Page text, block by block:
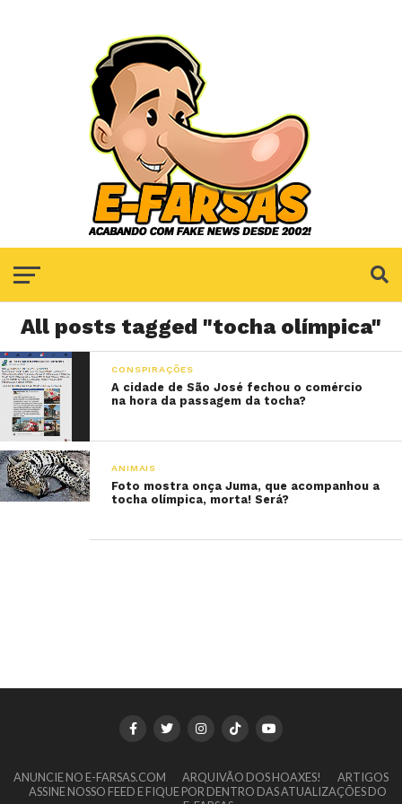
All posts tagged "tocha olímpica"
CONSPIRAÇÕES
A cidade de São José fechou o comércio
na hora da passagem da tocha?
ANIMAIS
Foto mostra onça Juma, que acompanhou a
tocha olímpica, morta! Será?
ANUNCIE NO E-FARSAS.COM ARQUIVÃO DOS HOAXES!
ARTIGOS
ASSINE NOSSO FEED E FIQUE POR DENTRO DAS ATUALIZAÇÕES DO